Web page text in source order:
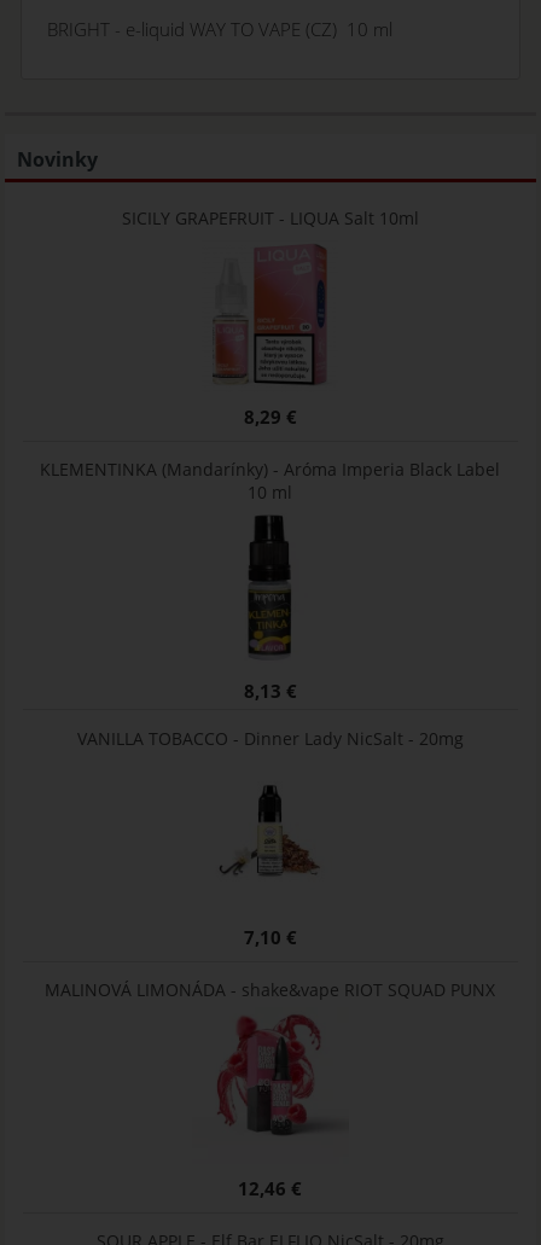
BRIGHT - e-liquid WAY TO VAPE (CZ) 10 ml
Novinky
SICILY GRAPEFRUIT - LIQUA Salt 10ml
8,29 €
KLEMENTINKA (Mandarínky) - Aróma Imperia Black Label
10 ml
8,13 €
VANILLA TOBACCO - Dinner Lady NicSalt - 20mg
7,10 €
MALINOVÁ LIMONÁDA - shake&vape RIOT SQUAD PUNX
12,46 €